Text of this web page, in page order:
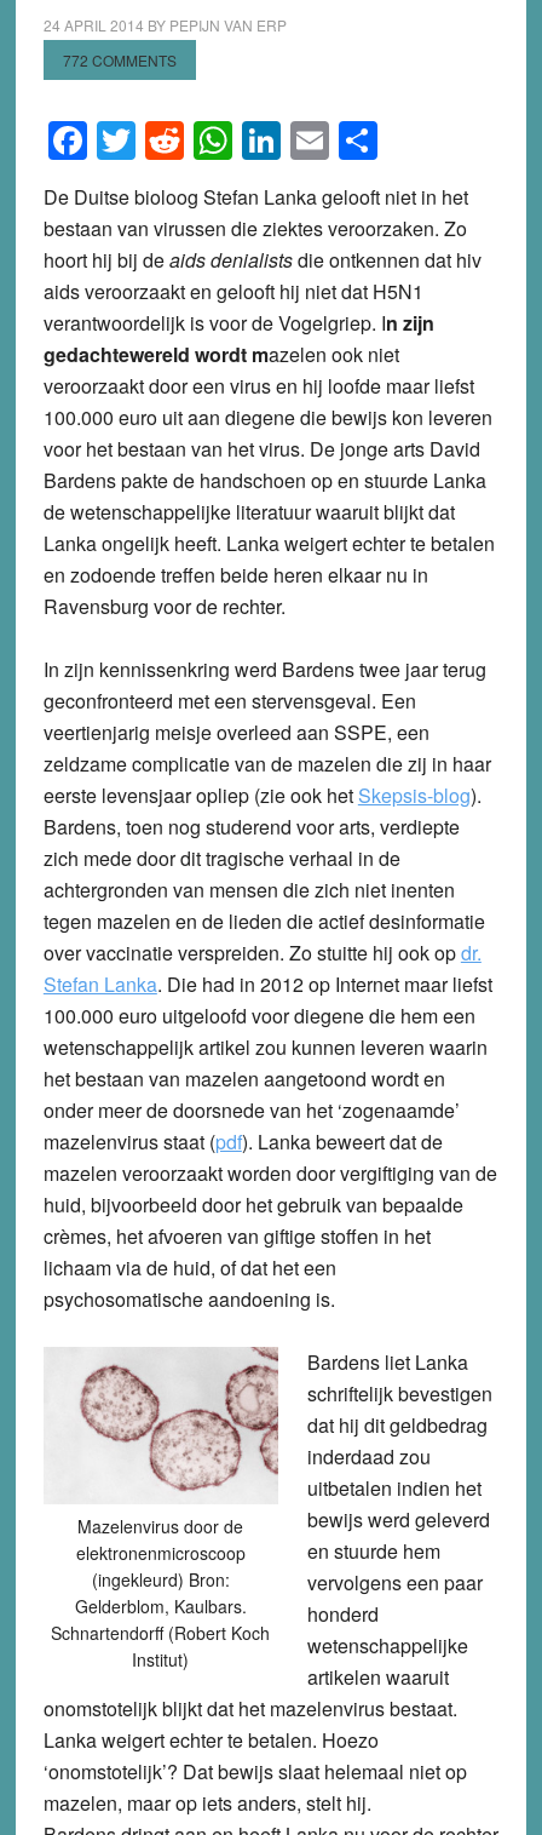
24 APRIL 2014 BY PEPIJN VAN ERP
772 COMMENTS
Facebook
Twitter
Reddit
WhatsApp
LinkedIn
EmailShare
De Duitse bioloog Stefan Lanka gelooft niet in het
bestaan van virussen die ziektes veroorzaken. Zo
hoort hij bij deaids denialistsdie ontkennen dat hiv
aids veroorzaakt en gelooft hij niet dat H5N1
verantwoordelijk is voor de Vogelgriep. In zijn
gedachtewereld wordt mazelen ook niet
veroorzaakt dooreen virus en hij loofde maar liefst
100.000 euro uit aan diegene die bewijs kon leveren
voor het bestaan van het virus. De jonge arts David
Bardens pakte de handschoen op en stuurde Lanka
de wetenschappelijke literatuur waaruit blijkt dat
Lanka ongelijk heeft. Lanka weigert echter te betalen
en zodoende treffen beide heren elkaar nu in
Ravensburg voor de rechter.
In zijn kennissenkring werd Bardens twee jaar terug
geconfronteerd met een stervensgeval. Een
veertienjarig meisje overleed aan SSPE, een
zeldzame complicatie van de mazelen die zij in haar
eerste levensjaar opliep (zie ook het Skepsis-blog).
Bardens, toen nog studerend voor arts, verdiepte
zich mede door dit tragische verhaal in de
achtergronden van mensen die zich niet inenten
tegen mazelen en de lieden die actief desinformatie
over vaccinatie verspreiden. Zo stuitte hij ook opdr.
Stefan Lanka. Die had in 2012 op Internet maar liefst
100.000 euro uitgeloofd voor diegene die hem een
wetenschappelijk artikel zou kunnen leveren waarin
het bestaan van mazelen aangetoond wordt en
onder meer de doorsnede van het ‘zogenaamde’
mazelenvirus staat (pdf). Lanka beweert dat de
mazelen veroorzaakt worden door vergiftiging van de
huid, bijvoorbeeld door het gebruik van bepaalde
crèmes, het afvoeren van giftige stoffen in het
lichaam via de huid, of dat het een
psychosomatische aandoening is.
Mazelenvirus door de
elektronenmicroscoop
(ingekleurd) Bron:
Gelderblom, Kaulbars.
Schnartendorff (Robert Koch
Institut)
Bardens liet Lanka
schriftelijk bevestigen
dat hij dit geldbedrag
inderdaad zou
uitbetalen indien het
bewijs werd geleverd
en stuurde hem
vervolgens een paar
honderd
wetenschappelijke
artikelen waaruit
onomstotelijk blijkt dat het mazelenvirus bestaat.
Lanka weigert echter te betalen. Hoezo
‘onomstotelijk’? Dat bewijs slaat helemaal niet op
mazelen, maar op iets anders, stelt hij.